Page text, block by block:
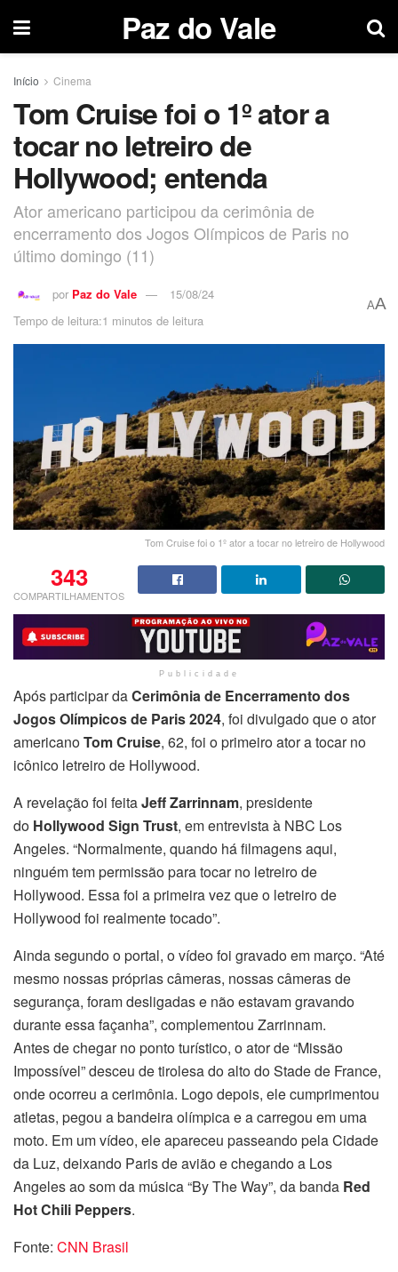
Paz do Vale
Início Cinema
Tom Cruise foi o 1º ator a
tocar no letreiro de
Hollywood; entenda
Ator americano participou da cerimônia de
encerramento dos Jogos Olímpicos de Paris no
último domingo (11)
por Paz do Vale
15/08/24
Tempo de leitura:1 minutos de leitura
AA
Tom Cruise foi o 1º ator a tocar no letreiro de Hollywood
343
COMPARTILHAMENTOS
Publicidade
Após participar daCerimônia de Encerramento dos
Jogos Olímpicos de Paris 2024, foi divulgado que o ator
americanoTom Cruise, 62, foi o primeiro ator a tocar no
icônico letreiro de Hollywood.
A revelação foi feitaJeff Zarrinnam, presidente
do Hollywood Sign Trust, em entrevista à NBC Los
Angeles. “Normalmente, quando há filmagens aqui,
ninguém tem permissão para tocar no letreiro de
Hollywood. Essa foi a primeira vez que o letreiro de
Hollywood foi realmente tocado”.
Ainda segundo o portal, o vídeo foi gravado em março. “Até
mesmo nossas próprias câmeras, nossas câmeras de
segurança, foram desligadas e não estavam gravando
durante essa façanha”, complementou Zarrinnam.
Antes de chegar no ponto turístico, o ator de “Missão
Impossível” desceu de tirolesa do alto do Stade de France,
onde ocorreu a cerimônia. Logo depois, ele cumprimentou
atletas, pegou a bandeira olímpica e a carregou em uma
moto. Em um vídeo, ele apareceu passeando pela Cidade
da Luz, deixando Paris de avião e chegando a Los
Angeles ao som da música “By The Way”, da banda Red
Hot Chili Peppers.
Fonte: CNN Brasil